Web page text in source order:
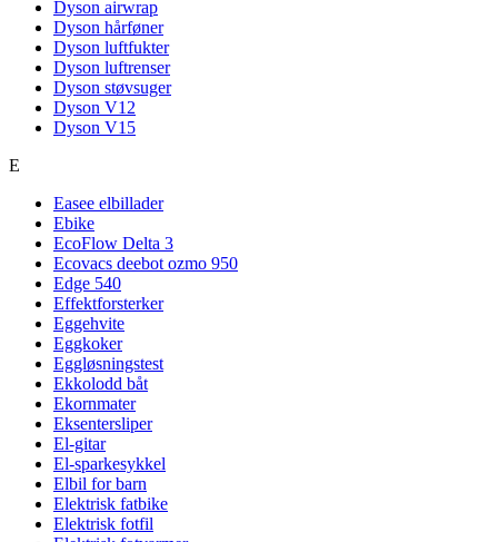
Dyson airwrap
Dyson hårføner
Dyson luftfukter
Dyson luftrenser
Dyson støvsuger
Dyson V12
Dyson V15
E
Easee elbillader
Ebike
EcoFlow Delta 3
Ecovacs deebot ozmo 950
Edge 540
Effektforsterker
Eggehvite
Eggkoker
Eggløsningstest
Ekkolodd båt
Ekornmater
Eksentersliper
El-gitar
El-sparkesykkel
Elbil for barn
Elektrisk fatbike
Elektrisk fotfil